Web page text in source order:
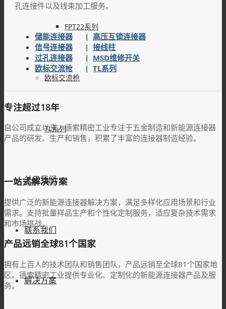
FPT22系列
欧标交流枪
TL系列
关于我们
联系我们
解决方案
孔连接件以及线束加工服务。
储能连接器| 高压互锁连接器
信号连接器| 接线柱
过孔连接器| MSD维修开关
欧标交流枪 | TL系列
专注超过18年
自公司成立以来，德索精密工业专注于五金制造和新能源连接器
产品的研发、生产和销售，积累了丰富的连接器制造经验。
一站式解决方案
提供广泛的新能源连接器解决方案，满足多样化应用场景和行业
需求。支持批量样品生产和个性化定制服务，适应复杂技术需求
和市场挑战。
产品远销全球81个国家
拥有上百人的技术团队和销售团队，产品远销至全球81个国家地
区。德索精密工业提供专业化、定制化的新能源连接器产品及服
务。